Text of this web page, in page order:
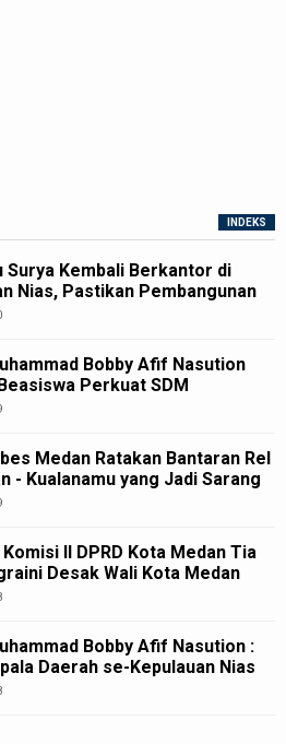
INDEKS
Surya Kembali Berkantor di
Nias, Pastikan Pembangunan
Berjalan Sesuai Rencana
Bobby Afif Nasution
Perkuat SDM
Kepulauan Nias
Medan Ratakan Bantaran Rel
- Kualanamu yang Jadi Sarang
II DPRD Kota Medan Tia
Desak Wali Kota Medan
melalui Dinas Kesehatan Kota
Bobby Afif Nasution :
Daerah se-Kepulauan Nias
BKP 2027